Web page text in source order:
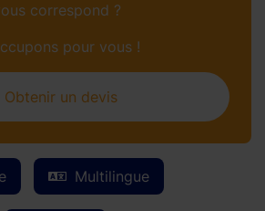
Multilingue
correspond ?
pour vous !
Obtenir un devis